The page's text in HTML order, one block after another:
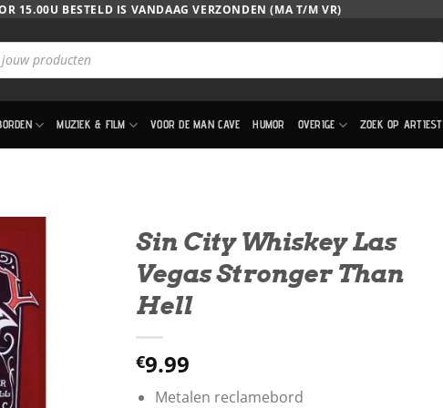
15.00U BESTELD IS VANDAAG VERZONDEN (MA T/M VR)
MUZIEK & FILM VOOR DE MAN CAVE HUMOR OVERIGE ZOEK OP ARTIEST
Sin City Whiskey Las
Vegas Stronger Than
Hell
€9.99
Metalen reclamebord